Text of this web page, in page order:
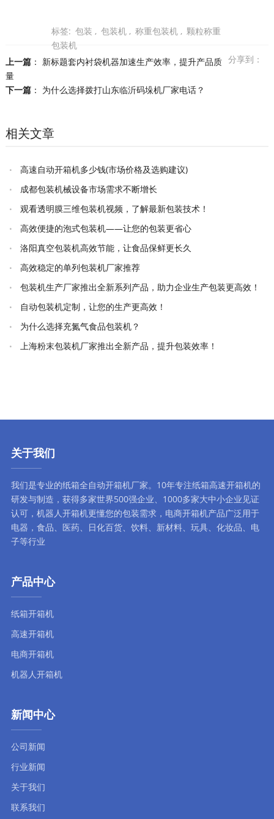
标签: 包装 , 包装机 , 称重包装机 , 颗粒称重
包装机
分享到：
上一篇： 新标题套内衬袋机器加速生产效率，提升产品质
量
下一篇： 为什么选择拨打山东临沂码垛机厂家电话？
相关文章
高速自动开箱机多少钱(市场价格及选购建议)
成都包装机械设备市场需求不断增长
观看透明膜三维包装机视频，了解最新包装技术！
高效便捷的泡式包装机——让您的包装更省心
洛阳真空包装机高效节能，让食品保鲜更长久
高效稳定的单列包装机厂家推荐
包装机生产厂家推出全新系列产品，助力企业生产包装更高效！
自动包装机定制，让您的生产更高效！
为什么选择充氮气食品包装机？
上海粉末包装机厂家推出全新产品，提升包装效率！
关于我们
我们是专业的纸箱全自动开箱机厂家。10年专注纸箱高速开箱机的
研发与制造，获得多家世界500强企业、1000多家大中小企业见证
认可， 机器人开箱机更懂您的包装需求， 电商开箱机产品广泛用于
电器，食品、医药、日化百货、饮料、新材料、玩具、化妆品、电
子等行业
产品中心
纸箱开箱机
高速开箱机
电商开箱机
机器人开箱机
新闻中心
公司新闻
行业新闻
关于我们
联系我们